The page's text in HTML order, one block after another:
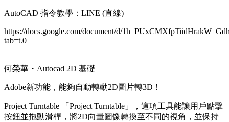
AutoCAD 指令教學：LINE (直線)
https://docs.google.com/document/d/
tab=t.0
何榮華・Autocad 2D 基礎
Adobe新功能，能夠自動轉動2D圖片轉3D！
Project Turntable 「Project Turntable」，這項工具能讓用戶點擊
按鈕並拖動滑桿，將2D向量圖像轉換至不同的視角，並保持